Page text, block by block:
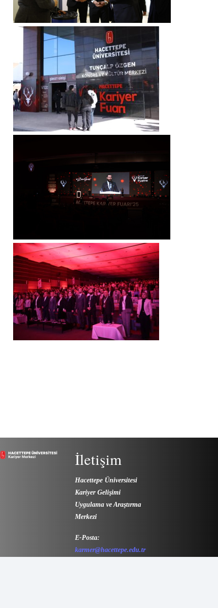
İletişim
Hacettepe Üniversitesi
Kariyer Gelişimi
Uygulama ve Araştırma
Merkezi
E-Posta:
karmer@hacettepe.edu.tr